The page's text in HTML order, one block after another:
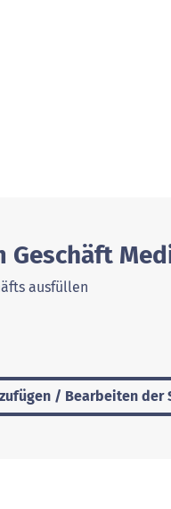
Geschäft
ausfüllen
/ Bearbeiten der